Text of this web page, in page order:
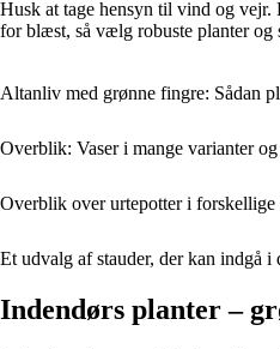
Husk at tage hensyn til vind og
for blæst, så vælg robuste planter og
Altanliv med grønne fingre: Sådan
Overblik: Vaser i mange varianter
Overblik over urtepotter i forskellige
Et udvalg af stauder, der kan indgå i
Indendørs planter –